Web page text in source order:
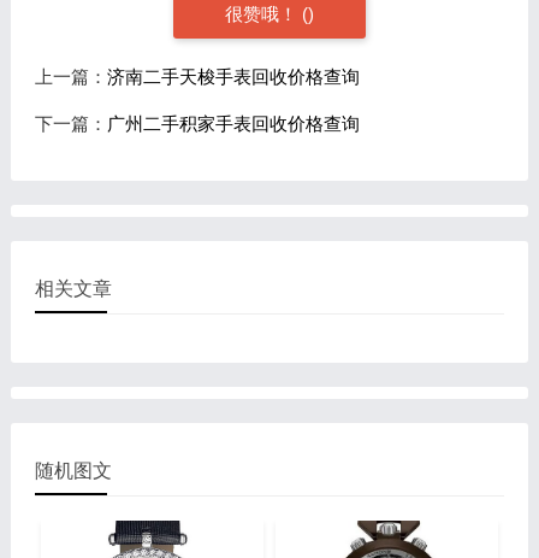
很赞哦！ ()
上一篇： 济南二手天梭手表回收价格查询
下一篇： 广州二手积家手表回收价格查询
相关文章
随机图文